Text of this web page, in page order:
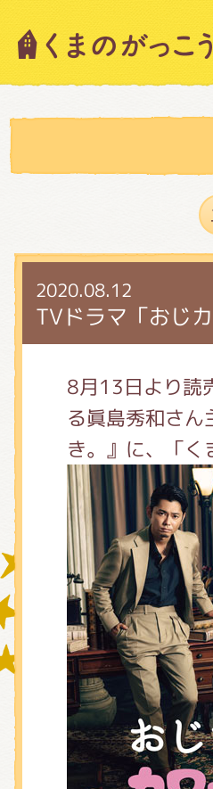
2020.08.12
TVドラマ「おじ
8月13日より読
る眞島秀和さ
き。』に、「
キャラクター
スタッフブロ
絵本・作家紹
ショップイ
グッズイン
ミュージカ
おたのしみ
チア ジャッ